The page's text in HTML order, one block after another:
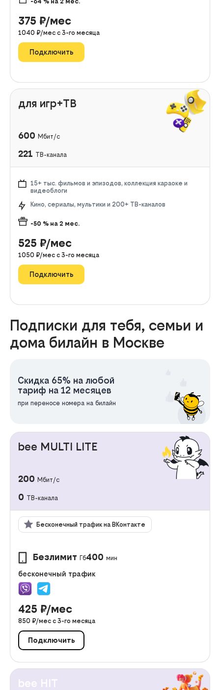
375 ₽/мес
1040 ₽/мес с 3-го месяца
Подключить
для игр+ТВ
600 Мбит/с
221 ТВ-канала
15+ тыс. фильмов и эпизодов, коллекция караоке и
видеоблоги
Кино, сериалы, мультики и 200+ ТВ-каналов
-50 % на 2 мес.
525 ₽/мес
1050 ₽/мес с 3-го месяца
Подключить
Подписки для тебя, семьи и
дома билайн в Москве
Скидка 65% на любой
тариф на 12 месяцев
при переносе номера на билайн
bee MULTI LITE
200 Мбит/с
0 ТВ-канала
Бесконечный трафик на ВКонтакте
Безлимит Гб400 мин
бесконечный трафик
425 ₽/мес
850 ₽/мес с 3-го месяца
Подключить
bee HIT